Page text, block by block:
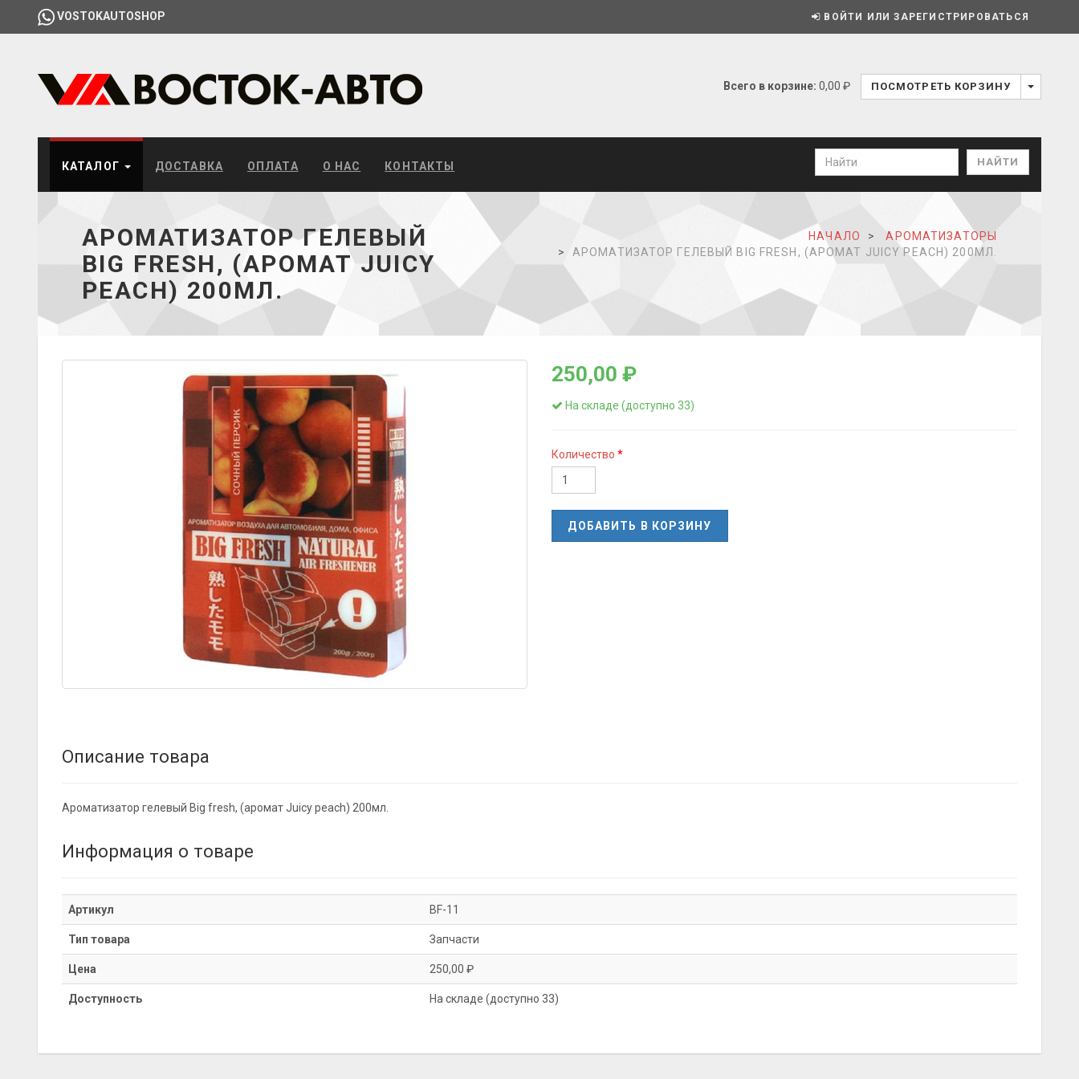
VOSTOKAUTOSHOP ВОЙТИ ИЛИ ЗАРЕГИСТРИРОВАТЬСЯ
Всего в корзине: 0,00 ₽ ПОСМОТРЕТЬ КОРЗИНУ
КАТАЛОГ ДОСТАВКА ОПЛАТА О НАС КОНТАКТЫ
АРОМАТИЗАТОР ГЕЛЕВЫЙ
BIG FRESH, (АРОМАТ JUICY
PEACH) 200МЛ.
НАЧАЛО
АРОМАТИЗАТОРЫ
АРОМАТИЗАТОР ГЕЛЕВЫЙ BIG FRESH, (АРОМАТ JUICY PEACH) 200МЛ.
250,00 ₽
На складе (доступно 33)
Количество
ДОБАВИТЬ В КОРЗИНУ
Описание товара
Ароматизатор гелевый Big fresh, (аромат Juicy peach) 200мл.
Информация о товаре
Артикул BF-11
Тип товара Запчасти
Цена 250,00 ₽
Доступность На складе (доступно 33)